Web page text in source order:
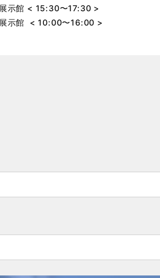
示館 < 15:30〜17:30 >
示館 < 10:00〜16:00 >